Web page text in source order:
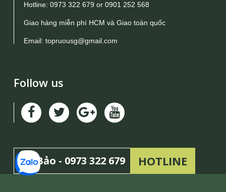
Hotline: 0973 322 679 or 0901 252 568
Giao hàng miễn phí HCM và Giao toàn quốc
Email: topruousg@gmail.com
Follow us
Mr Bảo - 0973 322 679 HOTLINE